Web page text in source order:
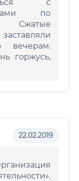
с
по
Сжатые
горжусь,
22.02.2019